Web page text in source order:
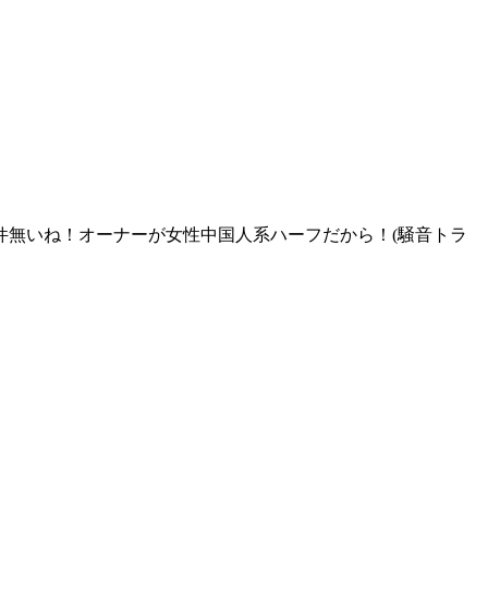
いね！オーナーが女性中国人系ハーフだから！(騒音トラ